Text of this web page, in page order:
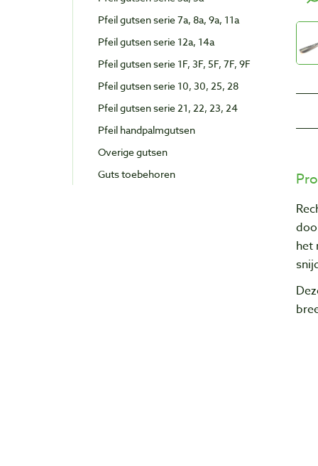
Pfeil gutsen serie 7a, 8a, 9a, 11a
Pfeil gutsen serie 12a, 14a
Pfeil gutsen serie 1F, 3F, 5F, 7F, 9F
Pfeil gutsen serie 10, 30, 25, 28
Pfeil gutsen serie 21, 22, 23, 24
Pfeil handpalmgutsen
Overige gutsen
Guts toebehoren
het